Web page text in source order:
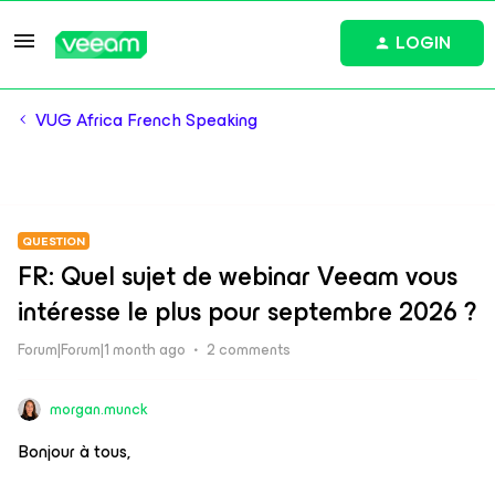
LOGIN
VUG Africa French Speaking
QUESTION
FR: Quel sujet de webinar Veeam vous
intéresse le plus pour septembre 2026 ?
Forum|Forum|1 month ago 2 comments
morgan.munck
Bonjour à tous,